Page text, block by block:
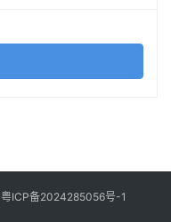
粤ICP备2024285056号-1